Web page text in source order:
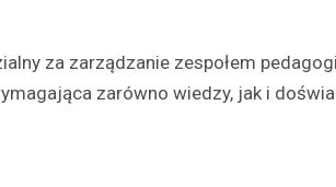
za zarządzanie zespołem
zarówno wiedzy, jak i